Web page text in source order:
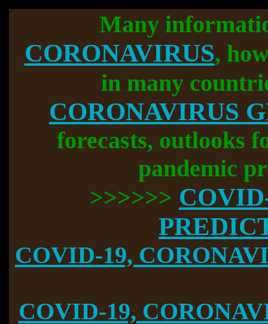
Many
CORONAVIRUS,
in many
CORONAVIRUS
forecasts, outlooks
pandemic
>>>>>>
COVID-19,
COVID-19,